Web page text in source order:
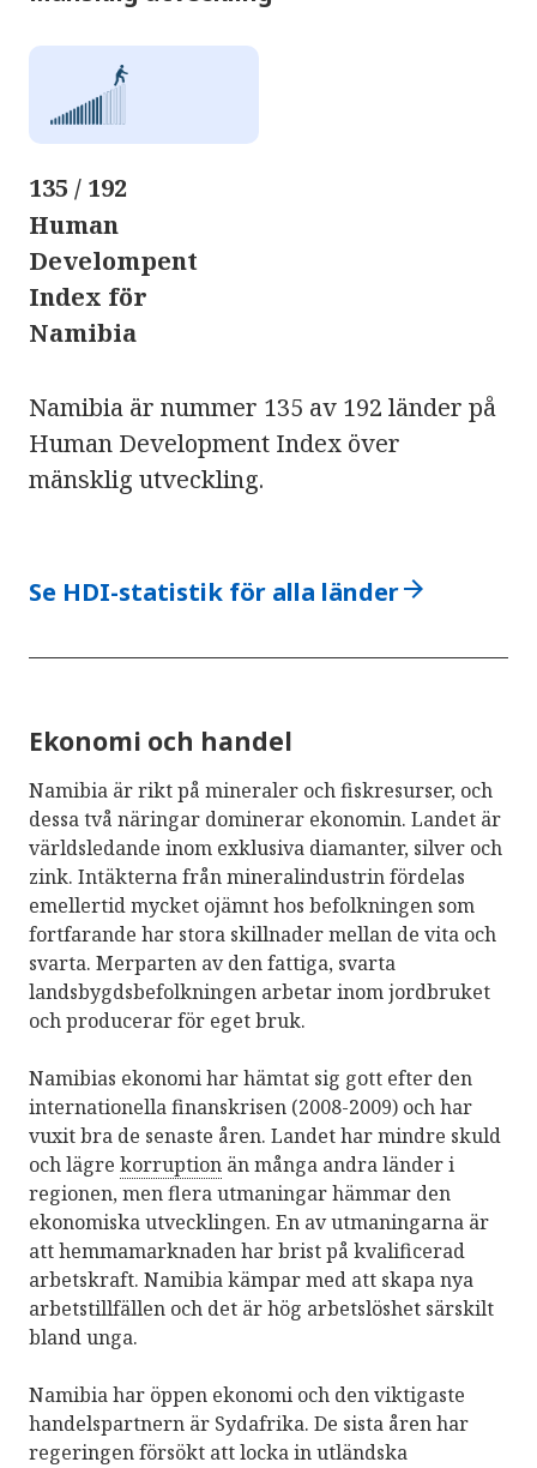
135 / 192
Human
Develompent
Index för
Namibia
Namibia är nummer 135 av 192 länder på
Human Development Index över
mänsklig utveckling.
Se HDI-statistik för alla länderarrow_forward
Ekonomi och handel
Namibia är rikt på mineraler och fiskresurser, och
dessa två näringar dominerar ekonomin. Landet är
världsledande inom exklusiva diamanter, silver och
zink. Intäkterna från mineralindustrin fördelas
emellertid mycket ojämnt hos befolkningen som
fortfarande har stora skillnader mellan de vita och
svarta. Merparten av den fattiga, svarta
landsbygdsbefolkningen arbetar inom jordbruket
och producerar för eget bruk.
Namibias ekonomi har hämtat sig gott efter den
internationella finanskrisen (2008-2009) och har
vuxit bra de senaste åren. Landet har mindre skuld
och lägre korruption än många andra länder i
regionen, men flera utmaningar hämmar den
ekonomiska utvecklingen. En av utmaningarna är
att hemmamarknaden har brist på kvalificerad
arbetskraft. Namibia kämpar med att skapa nya
arbetstillfällen och det är hög arbetslöshet särskilt
bland unga.
Namibia har öppen ekonomi och den viktigaste
handelspartnern är Sydafrika. De sista åren har
regeringen försökt att locka in utländska